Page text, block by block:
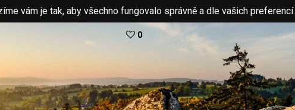
vám je tak, aby všechno fungovalo správně a dle vašich preferencí.
0